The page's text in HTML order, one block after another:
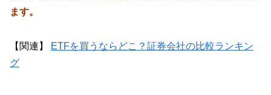
ます。
【関連】
ETFを買うならどこ？証券会社の比較ランキン
グ